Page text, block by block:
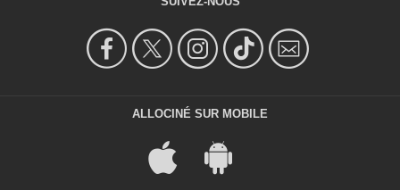
ALLOCINÉ SUR MOBILE